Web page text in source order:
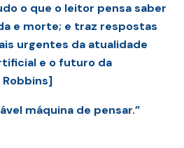
o que o leitor pensa saber
e morte; e traz respostas
urgentes da atualidade
e o futuro da
Robbins]
máquina de pensar.”